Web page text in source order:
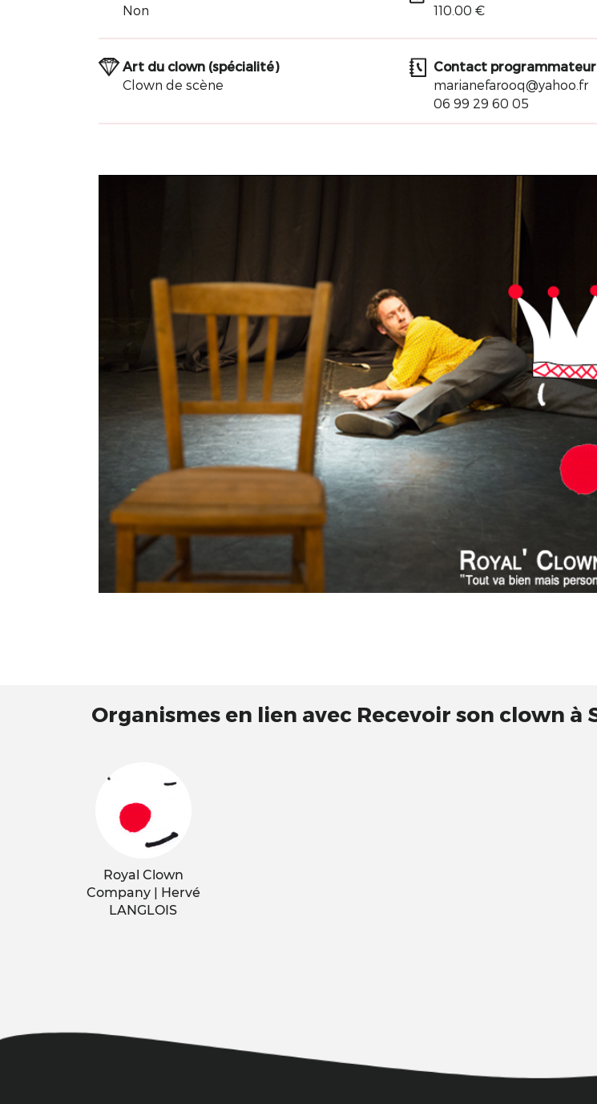
Non
110.00 €
Art du clown (spécialité)
Clown de scène
Contact programmateur
marianefarooq@yahoo.fr
06 99 29 60 05
Organismes en lien avec Recevoir son clown à
Royal Clown
Company | Hervé
LANGLOIS